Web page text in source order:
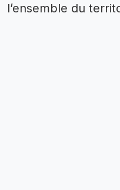
l’ensemble du